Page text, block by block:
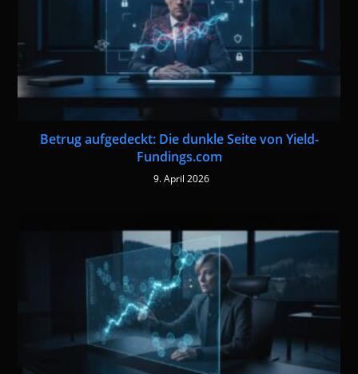
Betrug aufgedeckt: Die dunkle Seite von Yield-
Fundings.com
9. April 2026